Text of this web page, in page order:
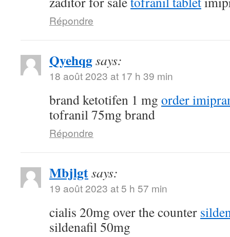
Répondre
Qyehqgsays:
18 août 2023 at 17 h 39 min
brand ketotifen 1 mg order
tofranil 75mg brand
Répondre
Mbjlgtsays:
19 août 2023 at 5 h 57 min
cialis 20mg over the counter
sildenafil 50mg